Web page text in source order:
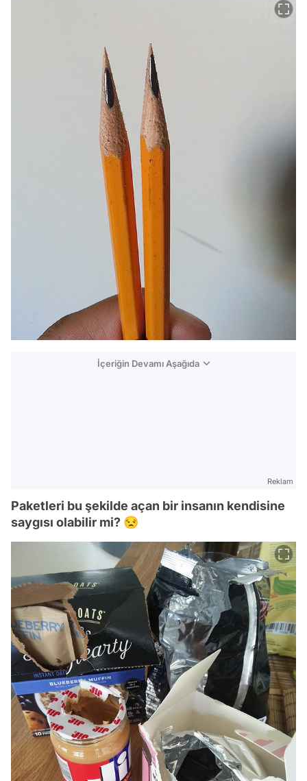
İçeriğin Devamı Aşağıda
Reklam
Paketleri bu şekilde açan bir insanın kendisine
saygısı olabilir mi? 😒